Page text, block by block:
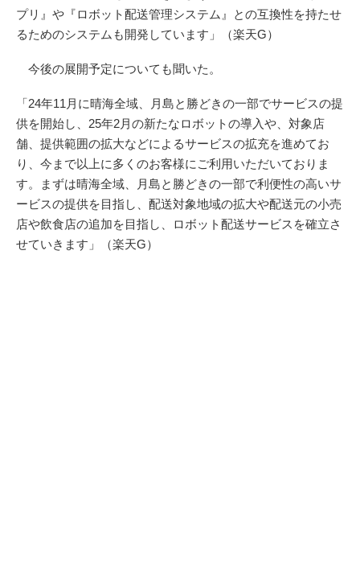
プリ』や『ロボット配送管理システム』との互換性を持たせ
るためのシステムも開発しています」（楽天G）
今後の展開予定についても聞いた。
「24年11月に晴海全域、月島と勝どきの一部でサービスの提
供を開始し、25年2月の新たなロボットの導入や、対象店
舗、提供範囲の拡大などによるサービスの拡充を進めてお
り、今まで以上に多くのお客様にご利用いただいておりま
す。まずは晴海全域、月島と勝どきの一部で利便性の高いサ
ービスの提供を目指し、配送対象地域の拡大や配送元の小売
店や飲食店の追加を目指し、ロボット配送サービスを確立さ
せていきます」（楽天G）